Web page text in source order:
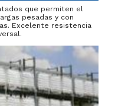
que permiten el
pesadas y con
Excelente resistencia